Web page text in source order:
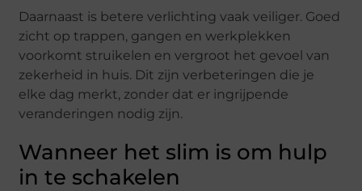
Daarnaast is betere verlichting vaak veiliger. Goed
zicht op trappen, gangen en werkplekken
voorkomt struikelen en vergroot het gevoel van
zekerheid in huis. Dit zijn verbeteringen die je
elke dag merkt, zonder dat er ingrijpende
veranderingen nodig zijn.
Wanneer het slim is om hulp
in te schakelen